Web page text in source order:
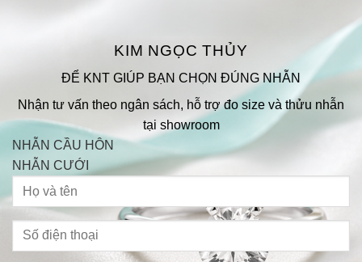
KIM NGỌC THỦY
ĐỂ KNT GIÚP BẠN CHỌN ĐÚNG NHẪN
Nhận tư vấn theo ngân sách, hỗ trợ đo size và thửu nhẫn
tại showroom
NHẪN CẦU HÔN
NHẪN CƯỚI